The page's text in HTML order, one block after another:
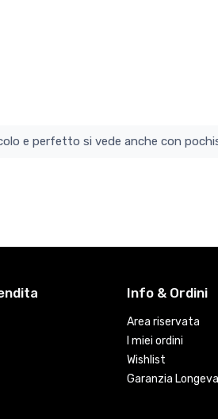
il binocolo e perfetto si vede
Info & Ordini
Area riservata
I miei ordini
Wishlist
Garanzia Longeva